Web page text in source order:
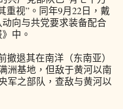
重视”。同年9月22日，戴
向与共党要求装备配合
中。
退其在南洋（东南亚）
洲基地，但敌于黄河以南
军之部队，查敌与黄河以